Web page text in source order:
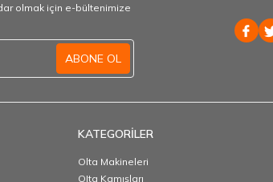
olmak için e-bültenimize
ABONE OL
KATEGORİLER
Olta Makineleri
OIta Kamışları